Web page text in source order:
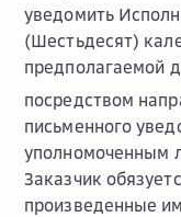
уведомить
(Шестьдесят)
предполагаемой
посредством
письменного
уполномоченным
Заказчик
произведенные